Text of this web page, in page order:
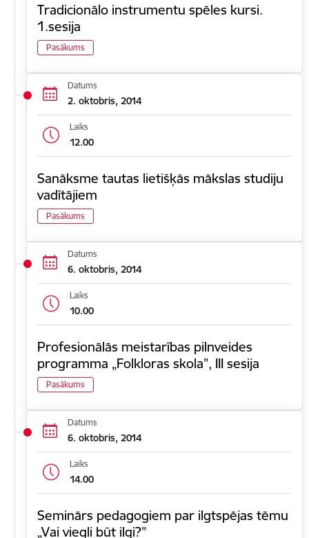
Tradicionālo instrumentu spēles kursi.
1.sesija
Pasākums
Datums
2. oktobris, 2014
Laiks
12.00
Sanāksme tautas lietišķās mākslas studiju
vadītājiem
Pasākums
Datums
6. oktobris, 2014
Laiks
10.00
Profesionālās meistarības pilnveides
programma „Folkloras skola”, III sesija
Pasākums
Datums
6. oktobris, 2014
Laiks
14.00
Seminārs pedagogiem par ilgtspējas tēmu
„Vai viegli būt ilgi?”